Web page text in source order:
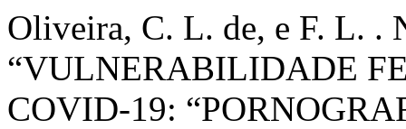
Oliveira, C. L. de, e F. L. .
“VULNERABILIDADE
COVID-19: